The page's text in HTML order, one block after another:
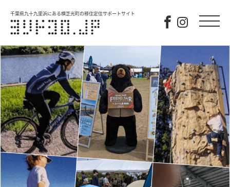
千葉県九十九里浜にある横芝光町の移住定住サポートサイト